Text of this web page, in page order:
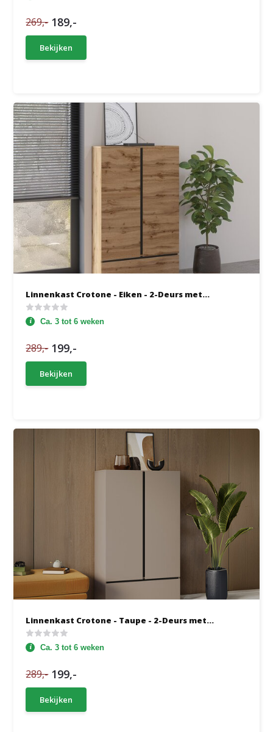
269,- 189,-
Bekijken
Linnenkast Crotone - Eiken - 2-Deurs met...
Ca. 3 tot 6 weken
289,- 199,-
Bekijken
Linnenkast Crotone - Taupe - 2-Deurs met...
Ca. 3 tot 6 weken
289,- 199,-
Bekijken